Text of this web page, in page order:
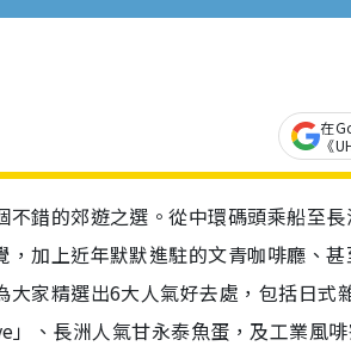
在
《
錯的郊遊之選。從中環碼頭乘船至
加上近年默默進駐的文青咖啡廳、
家精選出6大人氣好去處，包括日式
、長洲人氣甘永泰魚蛋，及工業風